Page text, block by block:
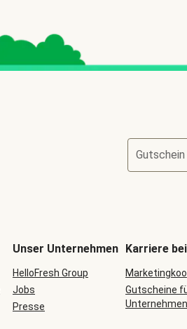
Unser Unternehmen
HelloFresh Group
Jobs
Presse
Karriere
Gutscheine
Unternehmen